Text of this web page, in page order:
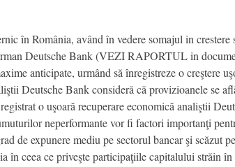
în România, având în vedere somajul in
Deutsche Bank (VEZI RAPORTUL in
anticipate, urmând să înregistreze o creştere
Deutsche Bank consideră că provizioanele se
o uşoară recuperare economică analiştii
neperformante vor fi factori importanţi
de expunere mediu pe sectorul bancar şi scăzut
în ceea ce priveşte participaţiile capitalului străin